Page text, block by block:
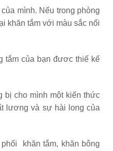
mình. Nếu trong phòng
khăn tắm với màu sắc nổi
tắm của bạn đươc thiế kế
bị cho mình một kiến thức
lương và sự hài long của
khăn tắm, khăn bông